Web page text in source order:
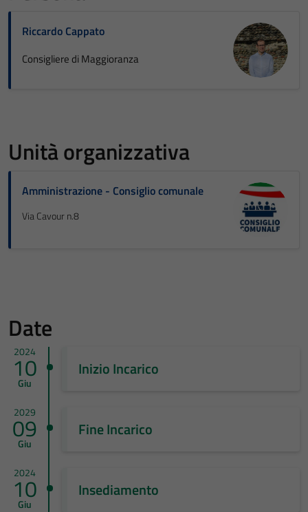
Riccardo Cappato
Consigliere di Maggioranza
Unità organizzativa
Amministrazione - Consiglio comunale
Via Cavour n.8
Date
2024
10
Giu
Inizio Incarico
2029
09
Giu
Fine Incarico
2024
10
Giu
Insediamento